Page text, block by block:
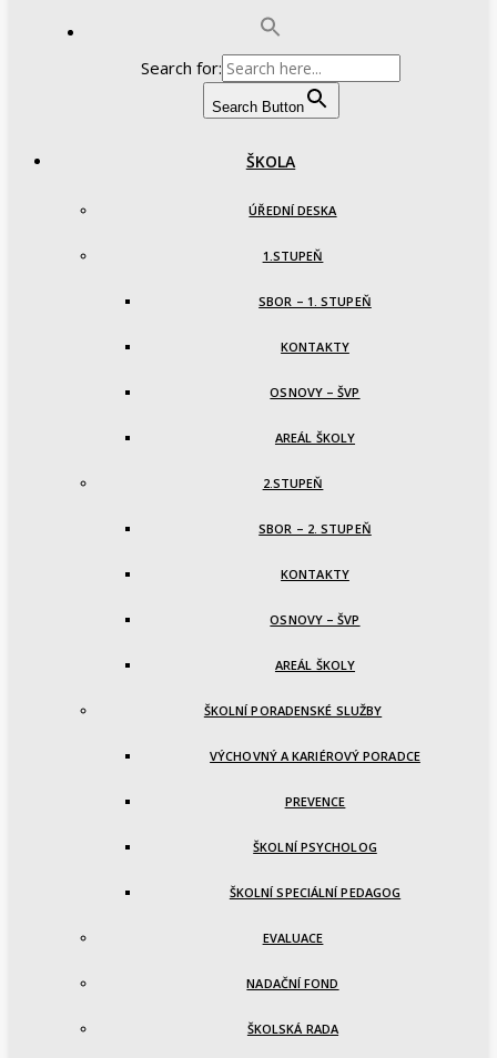
Search for:
Search Button
ŠKOLA
ÚŘEDNÍ DESKA
1.STUPEŇ
SBOR – 1. STUPEŇ
KONTAKTY
OSNOVY – ŠVP
AREÁL ŠKOLY
2.STUPEŇ
SBOR – 2. STUPEŇ
KONTAKTY
OSNOVY – ŠVP
AREÁL ŠKOLY
ŠKOLNÍ PORADENSKÉ SLUŽBY
VÝCHOVNÝ A KARIÉROVÝ PORADCE
PREVENCE
ŠKOLNÍ PSYCHOLOG
ŠKOLNÍ SPECIÁLNÍ PEDAGOG
EVALUACE
NADAČNÍ FOND
ŠKOLSKÁ RADA